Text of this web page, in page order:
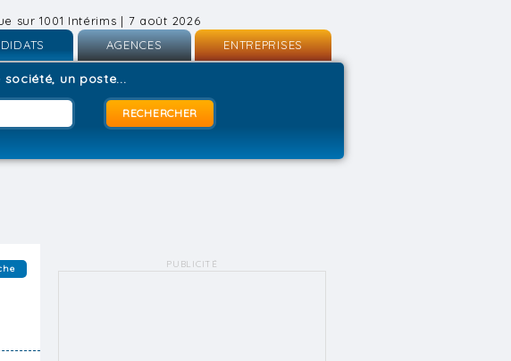
sur 1001 Intérims | 7 août 2026
AGENCES
Inscription
Connexion
ENTREPRISES
un poste...
PUBLICITÉ